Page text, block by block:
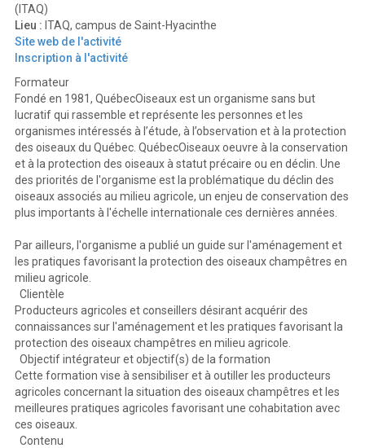
(ITAQ)
Lieu : ITAQ, campus de Saint-Hyacinthe
Site web de l'activité
Inscription à l'activité
Formateur
Fondé en 1981, QuébecOiseaux est un organisme sans but
lucratif qui rassemble et représente les personnes et les
organismes intéressés à l’étude, à l’observation et à la protection
des oiseaux du Québec. QuébecOiseaux oeuvre à la conservation
et à la protection des oiseaux à statut précaire ou en déclin. Une
des priorités de l'organisme est la problématique du déclin des
oiseaux associés au milieu agricole, un enjeu de conservation des
plus importants à l'échelle internationale ces dernières années.
Par ailleurs, l'organisme a publié un guide sur l'aménagement et
les pratiques favorisant la protection des oiseaux champêtres en
milieu agricole.
Clientèle
Producteurs agricoles et conseillers désirant acquérir des
connaissances sur l'aménagement et les pratiques favorisant la
protection des oiseaux champêtres en milieu agricole.
Objectif intégrateur et objectif(s) de la formation
Cette formation vise à sensibiliser et à outiller les producteurs
agricoles concernant la situation des oiseaux champêtres et les
meilleures pratiques agricoles favorisant une cohabitation avec
ces oiseaux.
Contenu